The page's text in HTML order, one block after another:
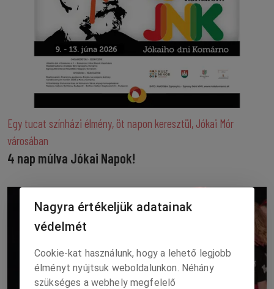
Egy tucat színházi élmény, öt napon keresztül, Jókai Mór
városában
4 nap múlva Jókai Napok!
Nagyra értékeljük adatainak
védelmét
Cookie-kat használunk, hogy a lehető legjobb
élményt nyújtsuk weboldalunkon. Néhány
szükséges a webhely megfelelő